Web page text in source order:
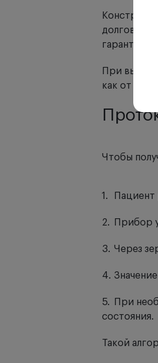
При
как от
Чтобы
Прибор
Через
При
состояния.
Такой